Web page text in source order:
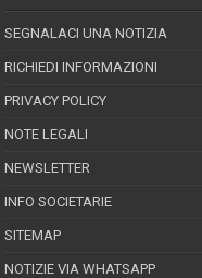
SEGNALACI UNA NOTIZIA
RICHIEDI INFORMAZIONI
PRIVACY POLICY
NOTE LEGALI
NEWSLETTER
INFO SOCIETARIE
SITEMAP
NOTIZIE VIA WHATSAPP